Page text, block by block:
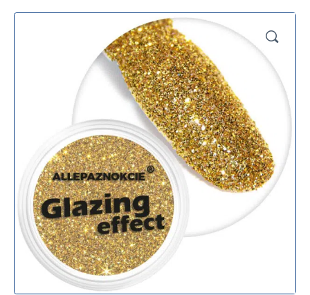
🔍